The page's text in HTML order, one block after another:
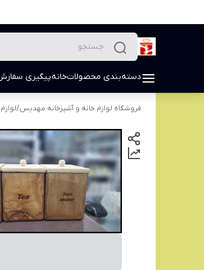
دسته‌بندی محصولاتخانهپیگیری
فروشگاه لوازم خانه و آشپزخانه مهدیس/